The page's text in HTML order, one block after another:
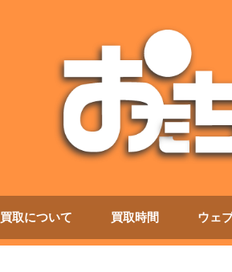
買取について 買取時間 ウェ